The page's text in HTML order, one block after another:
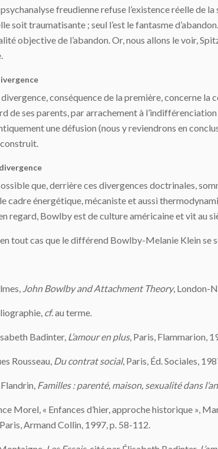
freudienne refuse l’existence réelle de
soit traumatisante ; seul l’est le fantasme
objective de l’abandon. Or, nous allons le voir,
conséquence de la première, concerne
de ses parents, par arrachement à
une défusion (nous y reviendrons en
que, derrière ces divergences doctrinales,
le cadre énergétique, mécaniste et aussi
regard, Bowlby est de culture américaine et vit au
tout cas que le différend Bowlby-Melanie Klein se
John Bowlby and Attachment Theory, London-
cf. au terme.
Badinter, L’amour en plus, Paris, Flammarion,
Rousseau, Du contrat social, Paris, Éd. Sociales,
Familles : parenté, maison, sexualité dans
Morel, « Enfances d’hier, approche historique »,
Armand Collin, 1997, p. 58-112.